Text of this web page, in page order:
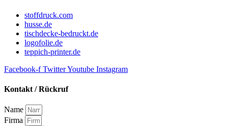
stoffdruck.com
husse.de
tischdecke-bedruckt.de
logofolie.de
teppich-printer.de
Facebook-f TwitterYoutube Instagram
Kontakt / Rückruf
Name
Firma